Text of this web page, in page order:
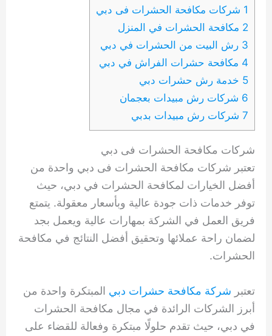
1 شركات مكافحة الحشرات فى دبي
2 مكافحة الحشرات في المنزل
3 رش البيت من الحشرات في دبي
4 مكافحة حشرات الفراش في دبي
5 خدمة رش حشرات دبي
6 شركات رش مبيدات بعجمان
7 شركات رش مبيدات بدبي
شركات مكافحة الحشرات فى دبي
تعتبر شركات مكافحة الحشرات فى دبي واحدة من
أفضل الخيارات لمكافحة الحشرات في دبي، حيث
توفر خدمات ذات جودة عالية وبأسعار معقولة. يتمتع
فريق العمل في الشركة بمهارات عالية ويعمل بجد
لضمان راحة عملائها وتحقيق أفضل النتائج في مكافحة
الحشرات.
تعتبر شركة مكافحة حشرات دبي المبتكرة واحدة من
أبرز الشركات الرائدة في مجال مكافحة الحشرات
في دبي، حيث تقدم حلولًا مبتكرة وفعالة للقضاء على